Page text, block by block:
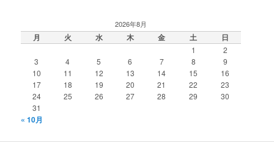
2026年8月
月 火 水 木 金 土 日
1
2
3
4 5 6 7 8
9
10
11 12 13 14 15
16
17
18 19 20 21 22
23
24
25 26 27 28 29
30
31
« 10月